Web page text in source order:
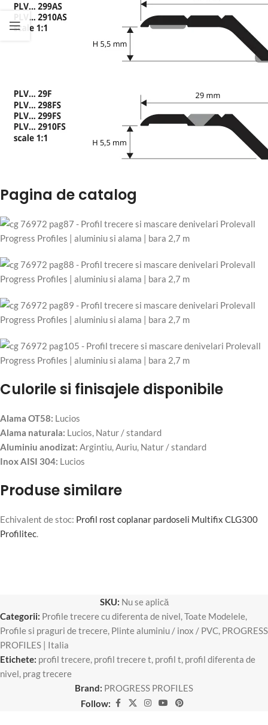
Pagina de catalog
Culorile si finisajele disponibile
Alama OT58: Lucios
Alama naturala: Lucios, Natur / standard
Aluminiu anodizat: Argintiu, Auriu, Natur / standard
Inox AISI 304: Lucios
Produse similare
Echivalent de stoc: Profil rost coplanar pardoseli Multifix CLG300
Profilitec.
SKU: Nu se aplică
Categorii: Profile trecere cu diferenta de nivel,Toate Modelele,
Profile si praguri de trecere, Plinte aluminiu / inox / PVC, PROGRESS
PROFILES | Italia
Etichete: profil trecere, profil trecere t, profil t, profil diferenta de
nivel, prag trecere
Brand: PROGRESS PROFILES
Follow: